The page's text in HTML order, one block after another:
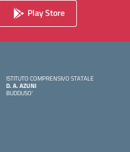
Play Store
ISTITUTO COMPRENSIVO STATALE
D. A. AZUNI
BUDDUSO'